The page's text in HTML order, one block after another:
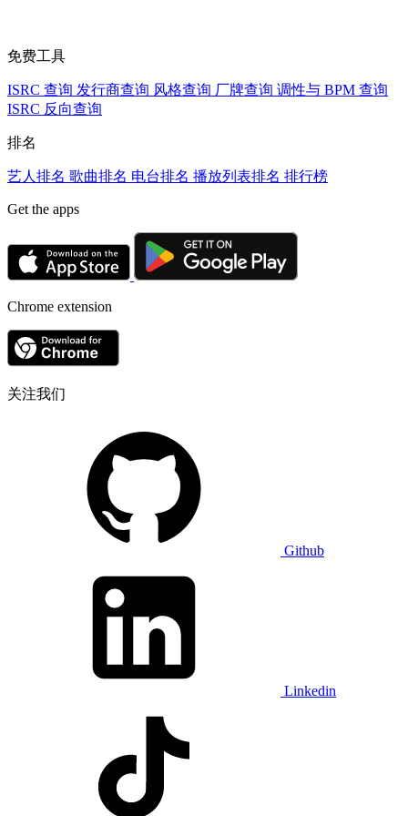
免费工具
ISRC 查询 发行商查询 风格查询 厂牌查询 调性与 BPM 查询
ISRC 反向查询
排名
艺人排名 歌曲排名 电台排名 播放列表排名 排行榜
Get the apps
Chrome extension
关注我们
Github
Linkedin